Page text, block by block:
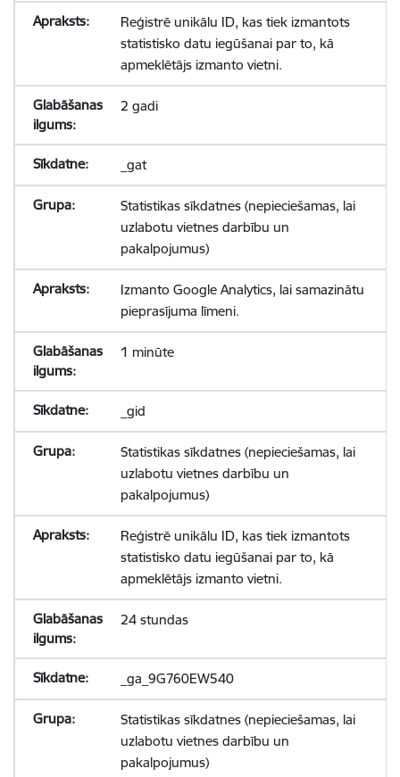
Reģistrē unikālu ID, kas tiek izmantots
statistisko datu iegūšanai par to, kā
apmeklētājs izmanto vietni.
2 gadi
_gat
Statistikas sīkdatnes (nepieciešamas, lai
uzlabotu vietnes darbību un
pakalpojumus)
Izmanto Google Analytics, lai samazinātu
pieprasījuma līmeni.
1 minūte
_gid
Statistikas sīkdatnes (nepieciešamas, lai
uzlabotu vietnes darbību un
pakalpojumus)
Reģistrē unikālu ID, kas tiek izmantots
statistisko datu iegūšanai par to, kā
apmeklētājs izmanto vietni.
24 stundas
_ga_9G760EW540
Statistikas sīkdatnes (nepieciešamas, lai
uzlabotu vietnes darbību un
pakalpojumus)